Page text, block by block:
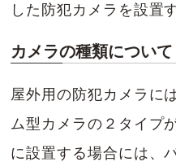
した防犯カメラを設置
カメラの種類について
屋外用の防犯カメラに
ム型カメラの２タイプ
に設置する場合には、